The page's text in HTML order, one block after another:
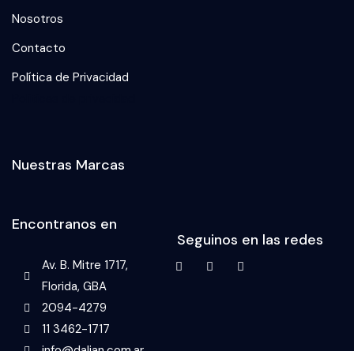
Nosotros
Contacto
Política de Privacidad
Nuestras Marcas
Encontranos en
Av. B. Mitre 1717,
Florida, GBA
2094-4279
11 3462-1717
Seguinos en las redes